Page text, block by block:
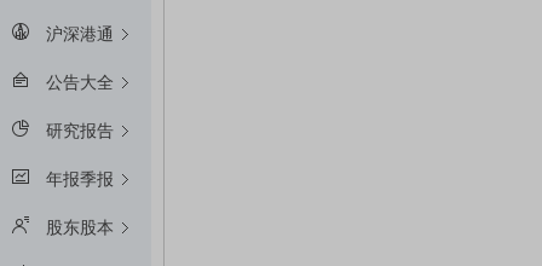
沪深港通
公告大全
研究报告
年报季报
股东股本